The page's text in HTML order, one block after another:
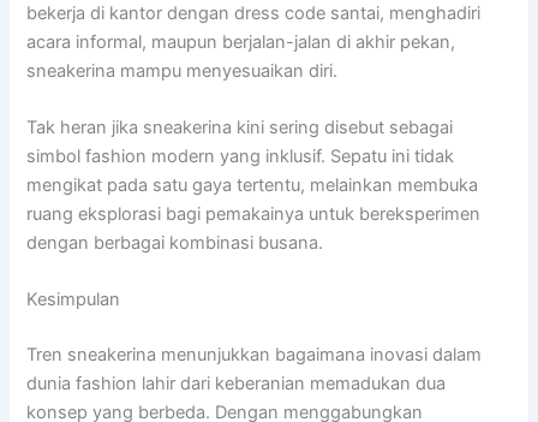
bekerja di kantor dengan dress code santai, menghadiri
acara informal, maupun berjalan-jalan di akhir pekan,
sneakerina mampu menyesuaikan diri.
Tak heran jika sneakerina kini sering disebut sebagai
simbol fashion modern yang inklusif. Sepatu ini tidak
mengikat pada satu gaya tertentu, melainkan membuka
ruang eksplorasi bagi pemakainya untuk bereksperimen
dengan berbagai kombinasi busana.
Kesimpulan
Tren sneakerina menunjukkan bagaimana inovasi dalam
dunia fashion lahir dari keberanian memadukan dua
konsep yang berbeda. Dengan menggabungkan